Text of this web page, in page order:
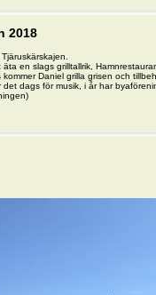
2018
en slags grilltallrik,
Daniel grilla grisen och
dags för musik, i år har